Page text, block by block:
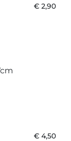
€ 2,90
€ 4,50